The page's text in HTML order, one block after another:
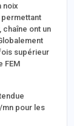
noix
permettant
ont un
supérieur
FEM
pour les